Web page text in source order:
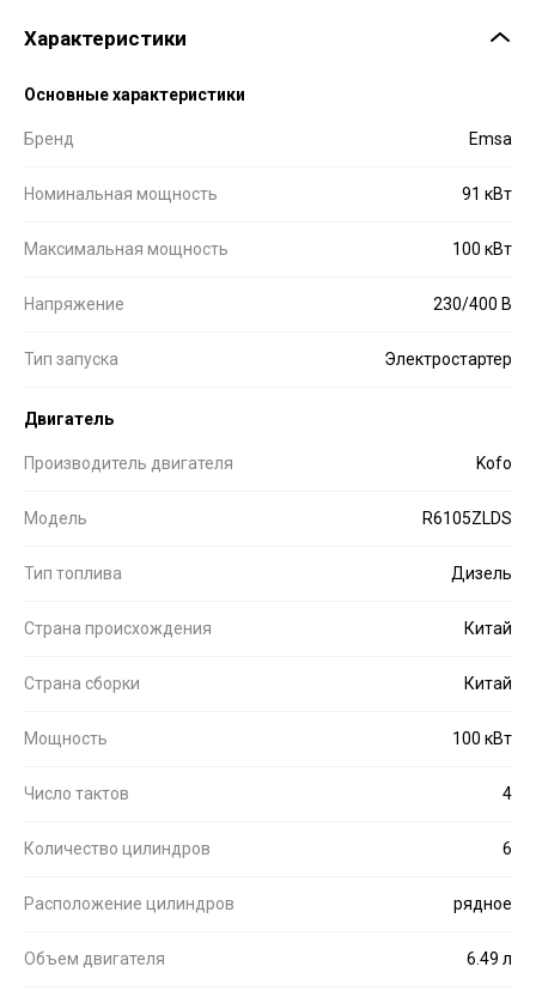
Характеристики
Основные характеристики
Бренд Emsa
Номинальная мощность 91 кВт
Максимальная мощность 100 кВт
Напряжение 230/400 В
Тип запуска Электростартер
Двигатель
Производитель двигателя Kofo
Модель R6105ZLDS
Тип топлива Дизель
Страна происхождения Китай
Страна сборки Китай
Мощность 100 кВт
Число тактов 4
Количество цилиндров 6
Расположение цилиндров рядное
Объем двигателя 6.49 л